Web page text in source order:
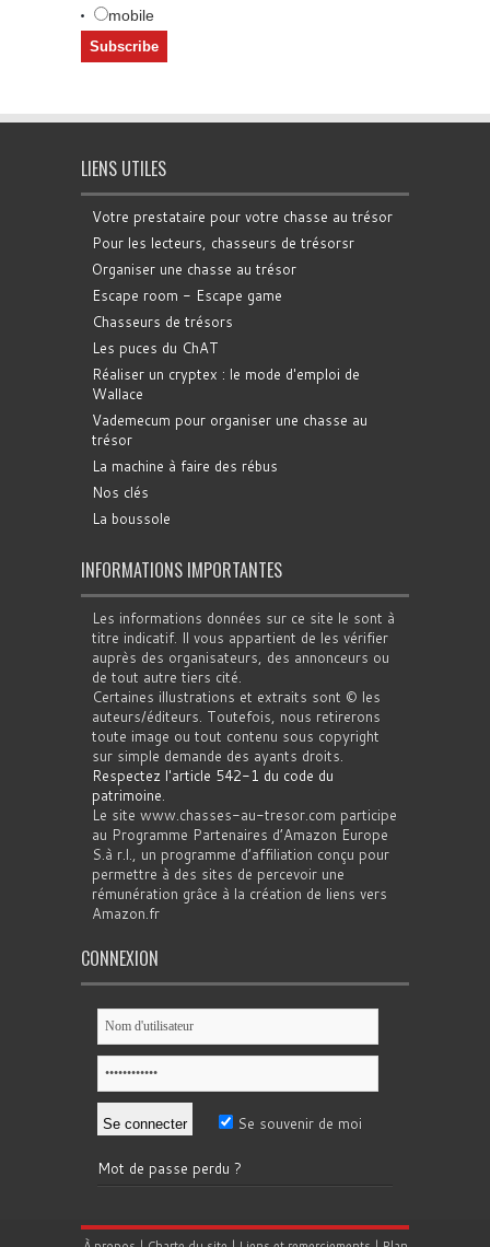
mobile
LIENS UTILES
Votre prestataire pour votre chasse au trésor
Pour les lecteurs, chasseurs de trésorsr
Organiser une chasse au trésor
Escape room - Escape game
Chasseurs de trésors
Les puces du ChAT
Réaliser un cryptex : le mode d'emploi de
Wallace
Vademecum pour organiser une chasse au
trésor
La machine à faire des rébus
Nos clés
La boussole
INFORMATIONS IMPORTANTES
Les informations données sur ce site le sont à
titre indicatif. Il vous appartient de les vérifier
auprès des organisateurs, des annonceurs ou
de tout autre tiers cité.
Certaines illustrations et extraits sont © les
auteurs/éditeurs. Toutefois, nous retirerons
toute image ou tout contenu sous copyright
sur simple demande des ayants droits.
Respectez l'article 542-1 du code du
patrimoine.
Le site www.chasses-au-tresor.com participe
au Programme Partenaires d’Amazon Europe
S.à r.l., un programme d’affiliation conçu pour
permettre à des sites de percevoir une
rémunération grâce à la création de liens vers
Amazon.fr
CONNEXION
Se souvenir de moi
Mot de passe perdu ?